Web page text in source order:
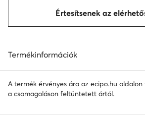
Értesítsenek az
Termékinformációk
A termék érvényes ára az ecipo.hu
a csomagoláson feltüntetett ártól.